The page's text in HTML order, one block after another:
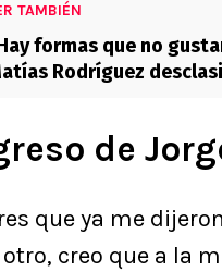
TAMBIÉN
formas que no
Rodríguez
de
que ya me
otro, creo que a la